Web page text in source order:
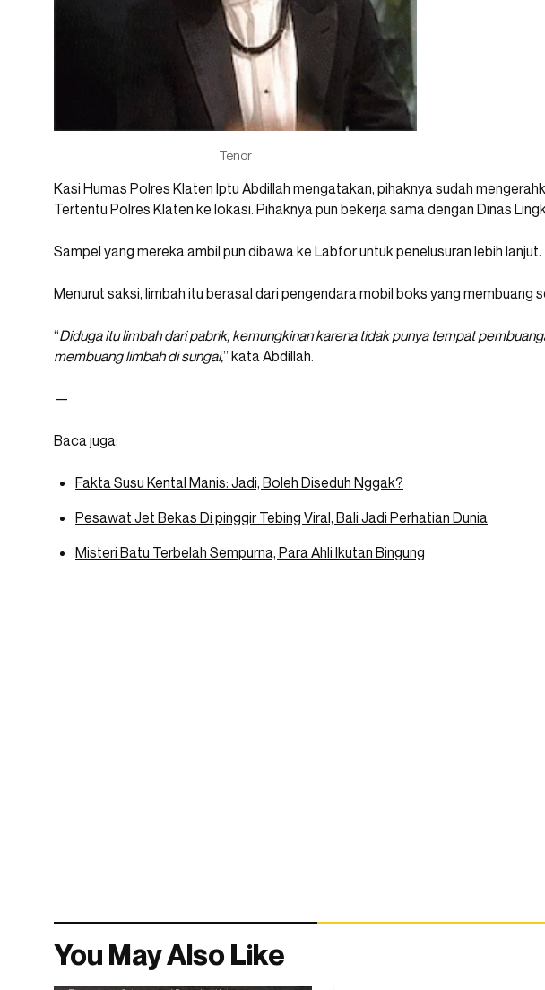
Tenor
Kasi Humas Polres Klaten Iptu Abdillah mengatakan, pihaknya sudah
Tertentu Polres Klaten ke lokasi. Pihaknya pun bekerja sama dengan Dinas
Sampel yang mereka ambil pun dibawa ke Labfor untuk penelusuran lebih lanjut.
Menurut saksi, limbah itu berasal dari pengendara mobil boks yang membuang
“Diduga itu limbah dari pabrik, kemungkinan karena tidak punya tempat
membuang limbah di sungai,” kata Abdillah.
—
Baca juga:
Fakta Susu Kental Manis: Jadi, Boleh Diseduh Nggak?
Pesawat Jet Bekas Di pinggir Tebing Viral, Bali Jadi Perhatian Dunia
Misteri Batu Terbelah Sempurna, Para Ahli Ikutan Bingung
You May Also Like